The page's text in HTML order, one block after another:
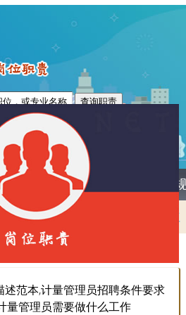
起征点 职业
终奖计算器 股东分红
转让 租赁
位职责及工作内容
范本,计量管理员招聘条件要求
量管理员需要做什么工作